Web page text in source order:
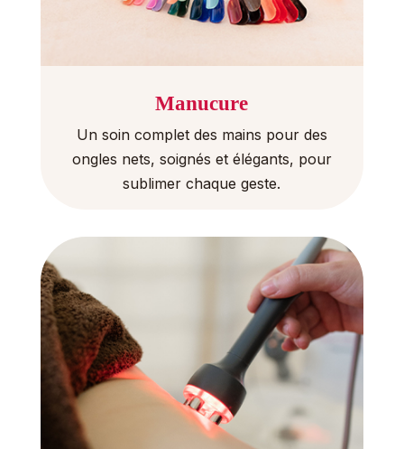
Manucure
Un soin complet des mains pour des
ongles nets, soignés et élégants, pour
sublimer chaque geste.